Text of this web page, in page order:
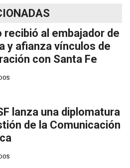
recibió al embajador de
y afianza vínculos de
con Santa Fe
lanza una diplomatura
de la Comunicación